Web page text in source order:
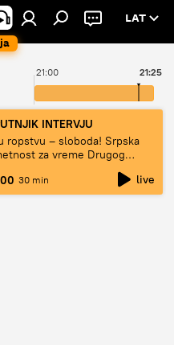
LAT
21:00 21:25
INTERVJU
ropstvu – sloboda! Srpska
za vreme Drugog
30 min live